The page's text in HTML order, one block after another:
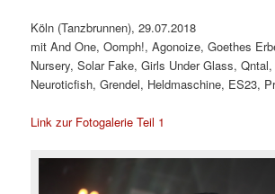
Köln (Tanzbrunnen), 29.07.2018
mit And One, Oomph!, Agonoize, Goethes
Nursery, Solar Fake, Girls Under Glass,
Neuroticfish, Grendel, Heldmaschine, ES23,
Link zur Fotogalerie Teil 1